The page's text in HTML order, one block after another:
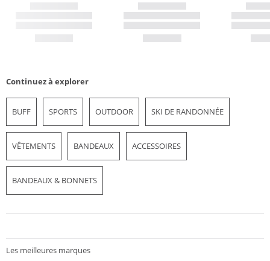
Continuez à explorer
BUFF SPORTS OUTDOOR SKI DE RANDONNÉE
VÊTEMENTS BANDEAUX ACCESSOIRES
BANDEAUX & BONNETS
Les meilleures marques